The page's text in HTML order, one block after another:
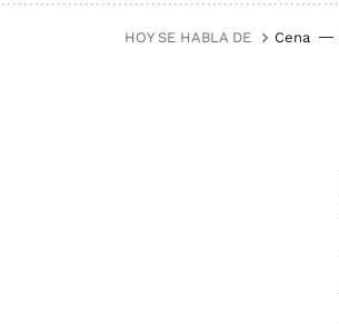
HOY SE HABLA DE Cena